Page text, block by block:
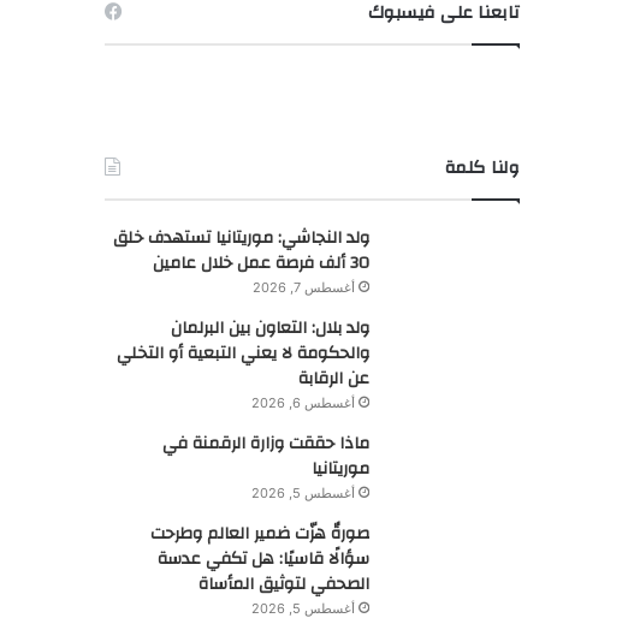
تابعنا على فيسبوك
ولنا كلمة
ولد النجاشي: موريتانيا تستهدف خلق
30 ألف فرصة عمل خلال عامين
أغسطس 7, 2026
ولد بلال: التعاون بين البرلمان
والحكومة لا يعني التبعية أو التخلي
عن الرقابة
أغسطس 6, 2026
ماذا حققت وزارة الرقمنة في
موريتانيا
أغسطس 5, 2026
صورةٌ هزّت ضمير العالم وطرحت
سؤالًا قاسيًا: هل تكفي عدسة
الصحفي لتوثيق المأساة
أغسطس 5, 2026